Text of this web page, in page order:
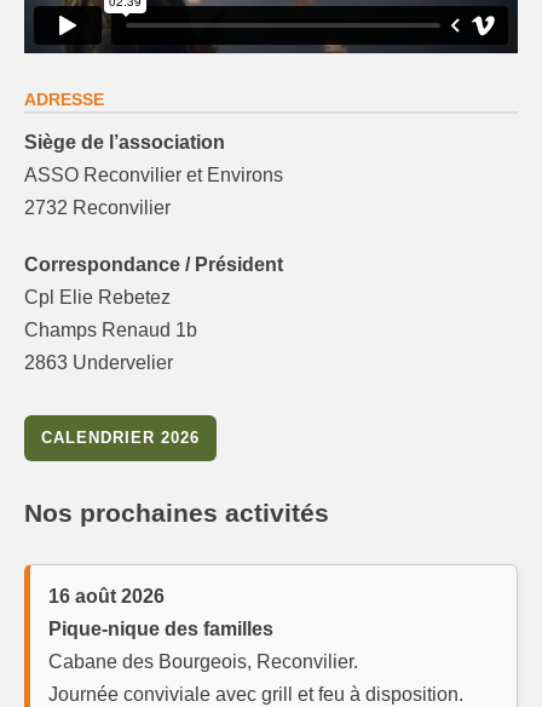
ADRESSE
Siège de l’association
ASSO Reconvilier et Environs
2732 Reconvilier
Correspondance / Président
Cpl Elie Rebetez
Champs Renaud 1b
2863 Undervelier
CALENDRIER 2026
Nos prochaines activités
16 août 2026
Pique-nique des familles
Cabane des Bourgeois, Reconvilier.
Journée conviviale avec grill et feu à disposition.